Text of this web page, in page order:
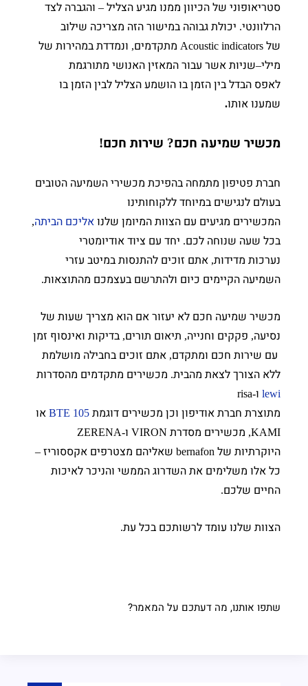
סטריאופוני של הכיוון ממנו מגיע הצליל – והגברה לצד
הרלוונטי. יכולת גבוהה במישור הזה מצריכה שילוב
של Acoustic indicators מתקדמים, ונמדדת במהירות של
מילי–שניות אשר עבור המאזין האנושי מתורגמת
לאפס הבדל בין הזמן בו הושמע הצליל לבין הזמן בו
שמענו אותו.
מכשיר שמיעה חכם? שירות חכם!
חברת פטיפון מתמחה בהפיכת מכשירי השמיעה הטובים
בעולם לנגישים במיוחד ללקוחותינו
המכשירים מגיעים עם הצוות המיומן שלנואליכם הביתה,
בכל שעה שנוחה לכם. יחד עם ציוד אודיומטרי
נערכות מדידות, אתם זוכים להתנסות במיטב עזרי
השמיעה הקיימים כיום ולהתרשם בעצמכם מהתוצאות.
מכשיר שמיעה חכם לא יעזור אם הוא מצריך שעות של
נסיעה, פקקים וחנייה, תיאום תורים, בדיקות ואינסוף זמן
עם שירות חכם ומתקדם, אתם זוכים בחבילה מושלמת
ללא הצורך לצאת מהבית. מכשירים מתקדמים מהסדרות
lewi ו-risa
מתוצרת חברת אודיפון וכן מכשירים דוגמת BTE 105 או
KAMI, מכשירים מסדרת VIRON ו-ZERENA
היוקרתיות של bernafon שאליהם מצטרפים אקססוריז –
כל אלו משלימים את השדרוג הממשי והניכר לאיכות
החיים שלכם.
הצוות שלנו עומד לרשותכם בכל עת.
שתפו אותנו, מה דעתכם על המאמר?